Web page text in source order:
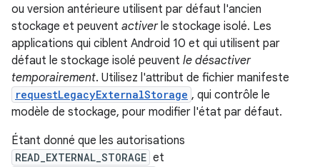
ou version antérieure utilisent par défaut l'ancien
stockage et peuvent activerle stockage isolé. Les
applications qui ciblent Android 10 et qui utilisent par
défaut le stockage isolé peuvent le désactiver
temporairement. Utilisez l'attribut de fichier manifeste
requestLegacyExternalStorage , qui contrôle le
modèle de stockage, pour modifier l'état par défaut.
Étant donné que les autorisations
READ_EXTERNAL_STORAGE et